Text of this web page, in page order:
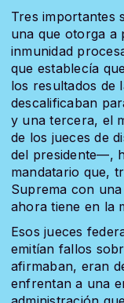
Tres importantes
una que otorga a
inmunidad
que establecía
los resultados de
descalificaban
y una tercera, el
de los jueces de
del presidente—,
mandatario que,
Suprema con
ahora tiene en la
Esos jueces
emitían fallos
afirmaban, eran
enfrentan a una